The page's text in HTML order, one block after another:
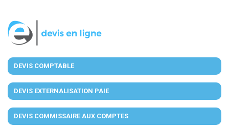
DEVIS COMPTABLE
DEVIS EXTERNALISATION PAIE
DEVIS COMMISSAIRE AUX COMPTES